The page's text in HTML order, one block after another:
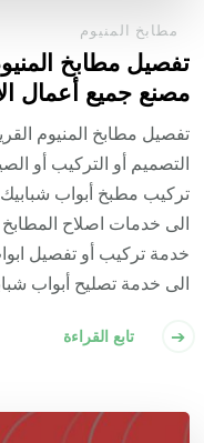
مطابخ المنيوم
مصنع جميع أعمال
تفصيل مطابخ المنيوم
التصميم أو التركيب أو
تركيب مطبخ أبواب
الى خدمات اصلاح المطابخ
خدمة تركيب أو تفصيل
الى خدمة تصليح أبواب
تابع القراءة